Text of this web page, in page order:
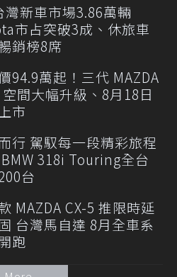
灣新車市場3.86萬輛
市占突破3成、休旅車
銷榜8席
94.9萬起！三代 MAZDA
空間大幅升級、8月18日
市
行 駕馭每一段精彩旅程
318i Touring全台
台
MAZDA CX-5 推限時延
台灣馬自達 8月全車系
跑